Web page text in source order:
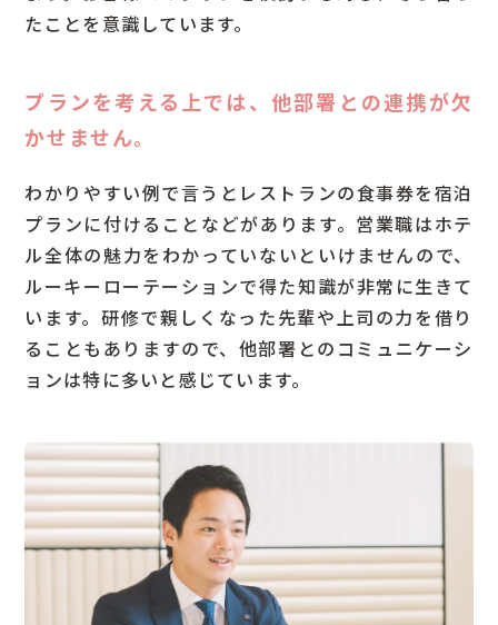
たことを意識しています。
プランを考える上では、他部署との連携が欠
かせません。
わかりやすい例で言うとレストランの食事券を宿泊
プランに付けることなどがあります。営業職はホテ
ル全体の魅力をわかっていないといけませんので、
ルーキーローテーションで得た知識が非常に生きて
います。研修で親しくなった先輩や上司の力を借り
ることもありますので、他部署とのコミュニケーシ
ョンは特に多いと感じています。